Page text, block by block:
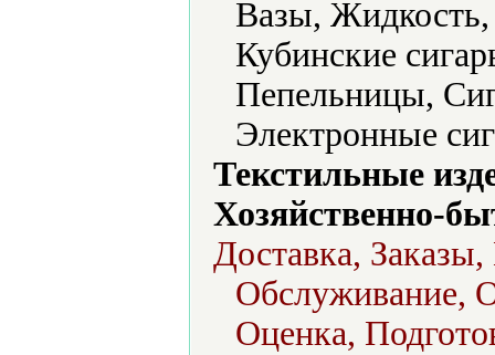
Вазы,
Кубинские
Пепельницы,
Электронные
Текстильные
Хозяйственно-
Доставка,
Обслуживание,
Оценка,